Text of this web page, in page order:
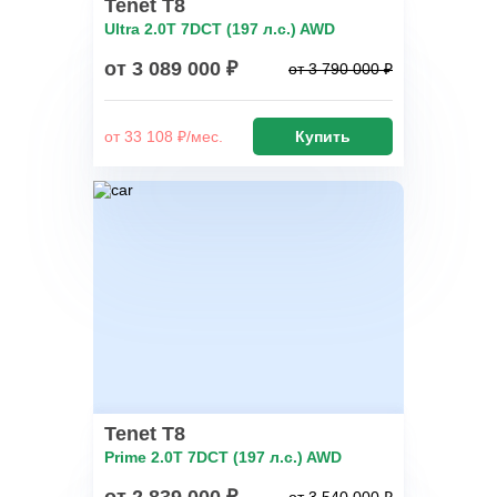
Tenet T8
Ultra 2.0T 7DCT (197 л.с.) AWD
от 3 089 000 ₽ от 3 790 000 ₽
от 33 108 ₽/мес. Купить
Tenet T8
Prime 2.0T 7DCT (197 л.с.) AWD